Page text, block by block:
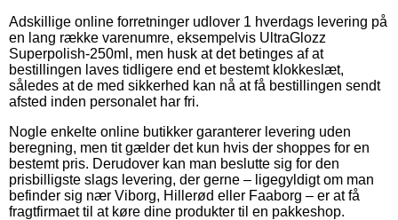
Adskillige online forretninger udlover 1 hverdags levering på
en lang række varenumre, eksempelvis UltraGlozz
Superpolish-250ml, men husk at det betinges af at
bestillingen laves tidligere end et bestemt klokkeslæt,
således at de med sikkerhed kan nå at få bestillingen sendt
afsted inden personalet har fri.
Nogle enkelte online butikker garanterer levering uden
beregning, men tit gælder det kun hvis der shoppes for en
bestemt pris. Derudover kan man beslutte sig for den
prisbilligste slags levering, der gerne – ligegyldigt om man
befinder sig nær Viborg, Hillerød eller Faaborg – er at få
fragtfirmaet til at køre dine produkter til en pakkeshop.